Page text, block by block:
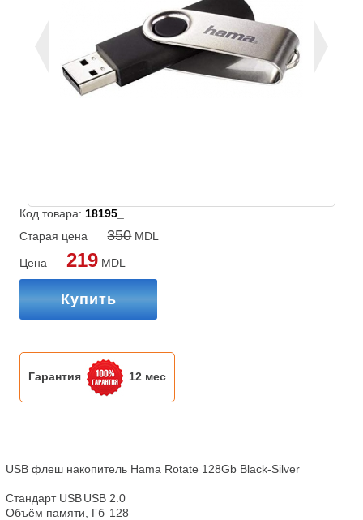
Код товара: 18195_
Старая цена
350MDL
Цена 219 MDL
Купить
Гарантия 12 мес
USB флеш накопитель Hama Rotate 128Gb Black-Silver
Стандарт USB	USB 2.0
Объём памяти, Гб	128